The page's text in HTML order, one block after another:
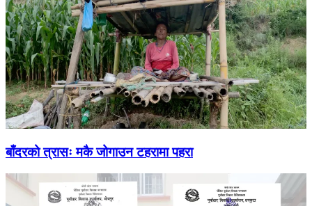
बाँदरको त्रासः मकै जोगाउन टहरामा पहरा